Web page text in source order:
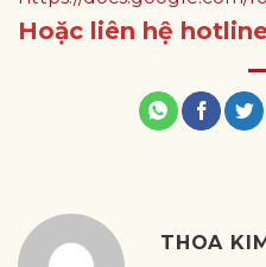
Hoặc liên hệ
THOA